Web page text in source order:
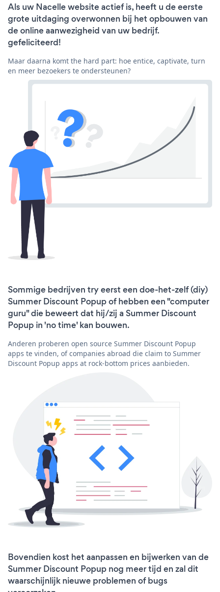
Als uw Nacelle website actief is, heeft u de eerste
grote uitdaging overwonnen bij het opbouwen van
de online aanwezigheid van uw bedrijf.
gefeliciteerd!
Maar daarna komt the hard part: hoe entice, captivate, turn
en meer bezoekers te ondersteunen?
Sommige bedrijven try eerst een doe-het-zelf (diy)
Summer Discount Popup of hebben een "computer
guru" die beweert dat hij/zij a Summer Discount
Popup in 'no time' kan bouwen.
Anderen proberen open source Summer Discount Popup
apps te vinden, of companies abroad die claim to Summer
Discount Popup apps at rock-bottom prices aanbieden.
Bovendien kost het aanpassen en bijwerken van de
Summer Discount Popup nog meer tijd en zal dit
waarschijnlijk nieuwe problemen of bugs